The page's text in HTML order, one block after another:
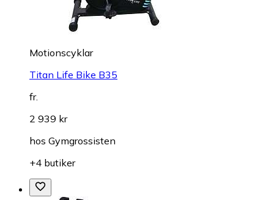
Motionscyklar
Titan Life Bike B35
fr.
2 939 kr
hos Gymgrossisten
+4 butiker